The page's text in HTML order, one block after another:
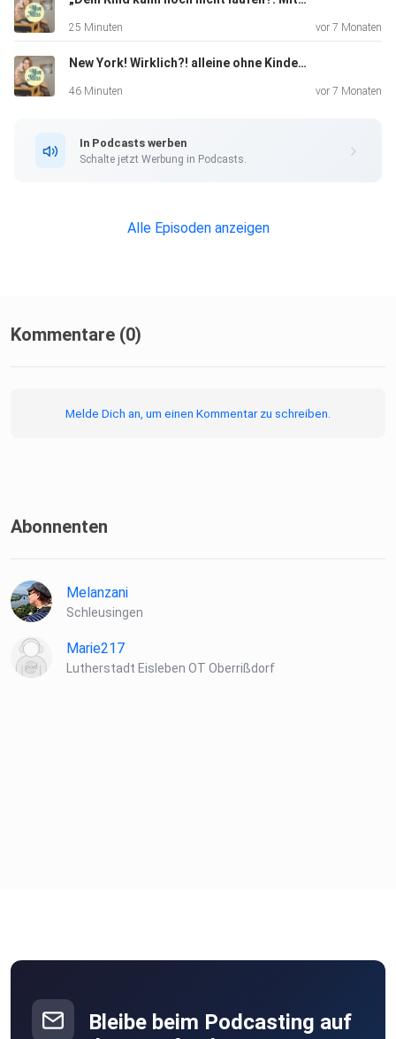
25 Minuten vor 7 Monaten
New York! Wirklich?! alleine ohne Kinder Urlaub? Wirklich?!
46 Minuten vor 7 Monaten
In Podcasts werben
Schalte jetzt Werbung in Podcasts.
Alle Episoden anzeigen
Kommentare (0)
Melde Dich an, um einen Kommentar zu schreiben.
Abonnenten
Melanzani
Schleusingen
Marie217
Lutherstadt Eisleben OT Oberrißdorf
Bleibe beim Podcasting auf